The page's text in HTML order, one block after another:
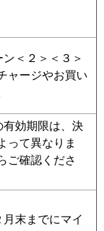
＜２＞＜３＞
ャージやお買い
効期限は、決
って異なりま
ご確認くださ
末までにマイ